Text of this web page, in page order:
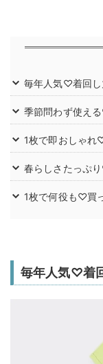
毎年人気♡着回し
季節問わず使え
1枚で即おしゃ
春らしさたっぷ
1枚で何役も♡買
毎年人気♡着